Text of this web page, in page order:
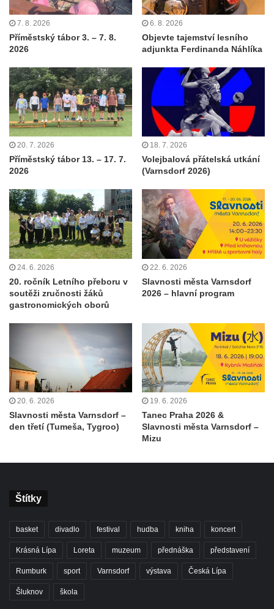
7. 8. 2026
Příměstský tábor 3. – 7. 8.
2026
6. 8. 2026
Objevte tajemství lesního
adjunkta Ferdinanda Náhlíka
20. 7. 2026
Příměstský tábor 13. – 17. 7.
2026
18. 7. 2026
Volejbalová přátelská utkání
(Varnsdorf 2026)
24. 6. 2026
20. ročník Letního přeboru v
soutěži zručnosti žáků
gastronomických oborů
22. 6. 2026
Slavnosti města Varnsdorf
2026 – hlavní program
20. 6. 2026
Slavnosti města Varnsdorf –
den třetí (Tumeša, Tygroo)
19. 6. 2026
Tanec Praha 2026 &
Slavnosti města Varnsdorf –
Mizu
Štítky
basket divadlo festival hudba kniha koncert
Krásná Lípa Loreta muzeum přednáška představení
Rumburk sport Varnsdorf výstava Česká Lípa
Šluknov škola